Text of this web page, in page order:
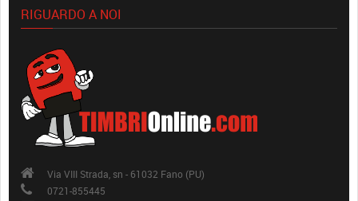
RIGUARDO A NOI
Via VIII Strada, sn - 61032 Fano (PU)
0721-855445